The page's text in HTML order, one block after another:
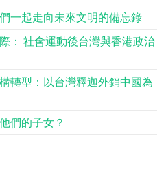
一起走向未來文明的備忘錄
： 社會運動後台灣與香港政治
轉型：以台灣釋迦外銷中國為
們的子女？